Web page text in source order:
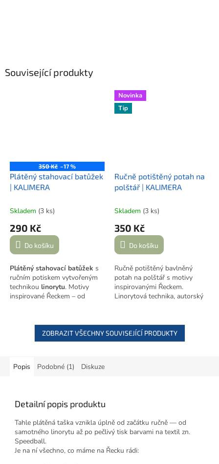
Související produkty
350 Kč –17 %
Plátěný stahovací batůžek
| KALIMERA
Skladem (3 ks)
290 Kč
Do košíku
Plátěný stahovací batůžek s
ručním potiskem vytvořeným
technikou linorytu. Motivy
inspirované Řeckem – od
ideální parťák na každodenní
Novinka
Tip
Ručně potištěný potah na
polštář | KALIMERA
Skladem (3 ks)
350 Kč
Do košíku
Ručně potištěný bavlněný
potah na polštář s motivy
inspirovanými Řeckem.
Linorytová technika, autorský
pouze o povlak, výplň není
součástí.
ZOBRAZIT VŠECHNY SOUVISEJÍCÍ PRODUKTY
Popis Podobné (1) Diskuze
Detailní popis produktu
Tahle plátěná taška vznikla úplně od začátku ručně — od
samotného linorytu až po pečlivý tisk barvami na textil zn.
Speedball.
Je na ní všechno, co máme na Řecku rádi: